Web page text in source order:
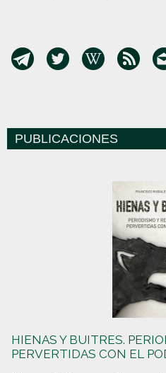
PUBLICACIONES
HIENAS Y BUITRES.
PERVERTIDAS CON EL